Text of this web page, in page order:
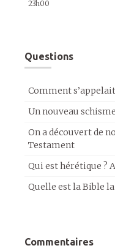
23h00
Questions
Comment
Un nouveau
On a découvert de
Testament
Qui est hérétique ?
Quelle est la Bible
Commentaires